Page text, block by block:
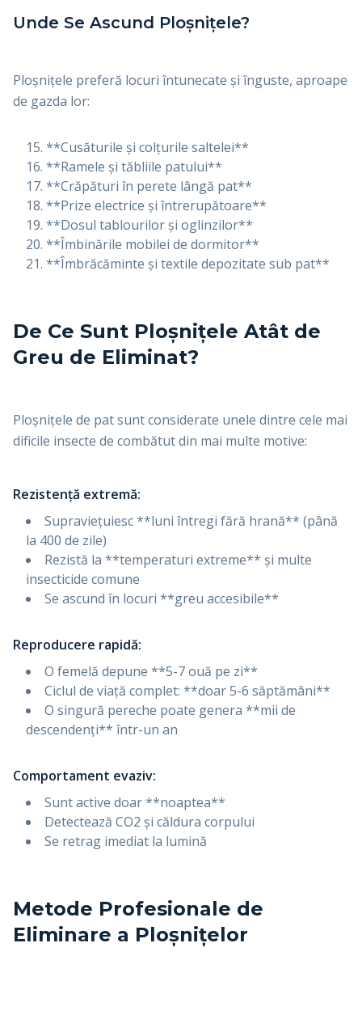
Unde Se Ascund Ploșnițele?
Ploșnițele preferă locuri întunecate și înguste, aproape
de gazda lor:
**Cusăturile și colțurile saltelei**
**Ramele și tăbliile patului**
**Crăpături în perete lângă pat**
**Prize electrice și întrerupătoare**
**Dosul tablourilor și oglinzilor**
**Îmbinările mobilei de dormitor**
**Îmbrăcăminte și textile depozitate sub pat**
De Ce Sunt Ploșnițele Atât de
Greu de Eliminat?
Ploșnițele de pat sunt considerate unele dintre cele mai
dificile insecte de combătut din mai multe motive:
Rezistență extremă:
Supraviețuiesc **luni întregi fără hrană** (până
la 400 de zile)
Rezistă la **temperaturi extreme** și multe
insecticide comune
Se ascund în locuri **greu accesibile**
Reproducere rapidă:
O femelă depune **5-7 ouă pe zi**
Ciclul de viață complet: **doar 5-6 săptămâni**
O singură pereche poate genera **mii de
descendenți** într-un an
Comportament evaziv:
Sunt active doar **noaptea**
Detectează CO2 și căldura corpului
Se retrag imediat la lumină
Metode Profesionale de
Eliminare a Ploșnițelor